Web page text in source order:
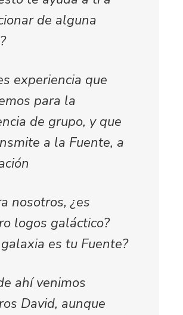
de alguna
experiencia que
para la
de grupo, y que
a la Fuente, a
nosotros, ¿es
logos galáctico?
es tu Fuente?
ahí venimos
David, aunque